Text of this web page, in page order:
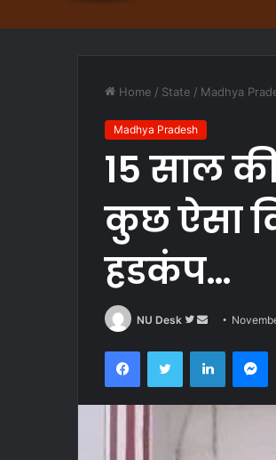
Home / State / Madhya
Madhya Pradesh
15 साल
कुछ ऐसा
हडकंप…
NU Desk
Follow
Twitter
Send
FacebookTwitter LinkedIn